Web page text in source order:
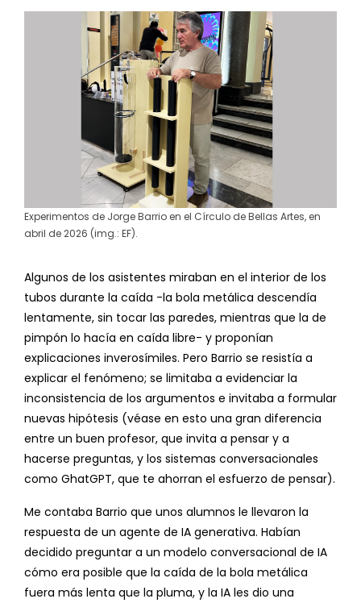
Experimentos de Jorge Barrio en el Círculo de Bellas Artes, en
abril de 2026 (img.: EF).
Algunos de los asistentes miraban en el interior de los
tubos durante la caída -la bola metálica descendía
lentamente, sin tocar las paredes, mientras que la de
pimpón lo hacía en caída libre- y proponían
explicaciones inverosímiles. Pero Barrio se resistía a
explicar el fenómeno; se limitaba a evidenciar la
inconsistencia de los argumentos e invitaba a formular
nuevas hipótesis (véase en esto una gran diferencia
entre un buen profesor, que invita a pensar y a
hacerse preguntas, y los sistemas conversacionales
como GhatGPT, que te ahorran el esfuerzo de pensar).
Me contaba Barrio que unos alumnos le llevaron la
respuesta de un agente de IA generativa. Habían
decidido preguntar a un modelo conversacional de IA
cómo era posible que la caída de la bola metálica
fuera más lenta que la pluma, y la IA les dio una